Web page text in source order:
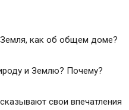
как об общем доме?
и Землю? Почему?
свои впечатления